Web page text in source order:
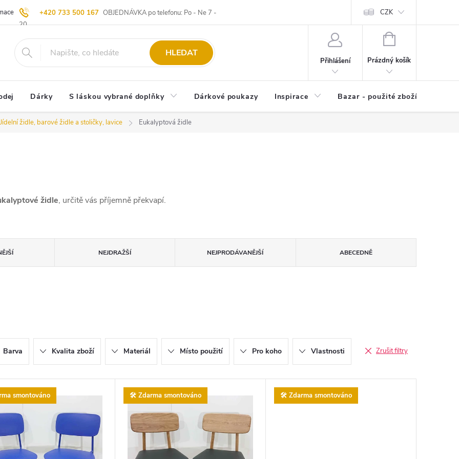
+420 733 500 167 OBJEDNÁVKA po telefonu: Po - Ne 7 -
20
| Vrácení zboží Blog 20 let u Starých Komisní prodej | Výkup zboží Kvalita zboží Spolupráce |
CZK
HLEDAT
Přihlášení
NÁKUPNÍ
Prázdný košík
Dárky S láskou vybrané doplňky Dárkové poukazy Inspirace Bazar - použité zboží
Jídelní židle, barové židle a stoličky, lavice Eukalyptová židle
židle, určitě vás příjemně překvapí.
NEJDRAŽŠÍ NEJPRODÁVANĚJŠÍ ABECEDNĚ
Barva Kvalita zboží Materiál Místo použití Pro koho Vlastnosti Zrušit filtry
smontováno 🛠️ Zdarma smontováno 🛠️ Zdarma smontováno